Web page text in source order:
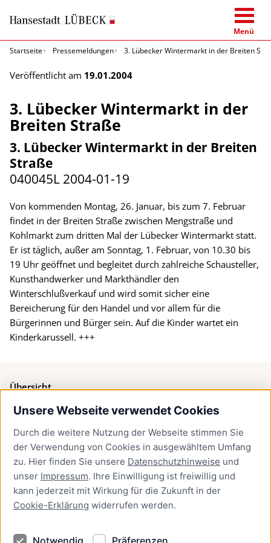
Unsere Webseite verwendet Cookies
Durch die weitere Nutzung der Webseite stimmen Sie
der Verwendung von Cookies in ausgewähltem Umfang
zu. Hier finden Sie unsere Datenschutzhinweise und
unser Impressum. Ihre Einwilligung ist freiwillig und
kann jederzeit mit Wirkung für die Zukunft in der
Cookie-Erklärung widerrufen werden.
Notwendig Präferenzen
Menü
Startseite
Pressemeldungen 3. Lübecker Wintermarkt in der Breiten
Veröffentlicht am 19.01.2004
3. Lübecker Wintermarkt in der
Breiten Straße
3. Lübecker Wintermarkt in der Breiten
Straße
040045L 2004-01-19
Von kommenden Montag, 26. Januar, bis zum 7. Februar
findet in der Breiten Straße zwischen Mengstraße und
Kohlmarkt zum dritten Mal der Lübecker Wintermarkt statt.
Er ist täglich, außer am Sonntag, 1. Februar, von 10.30 bis
19 Uhr geöffnet und begleitet durch zahlreiche Schausteller,
Kunsthandwerker und Markthändler den
Winterschlußverkauf und wird somit sicher eine
Bereicherung für den Handel und vor allem für die
Bürgerinnen und Bürger sein. Auf die Kinder wartet ein
Kinderkarussell. +++
Übersicht
Bürgerservice
Presse
Newsletter Lübeck:kompakt
Kontakt
Kontakt